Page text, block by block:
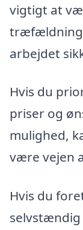
vigtigt at
arbejdet
Hvis du
priser og
mulighed,
være vejen
Hvis du
selvstændig